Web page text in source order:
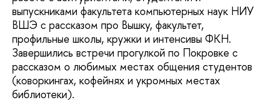
выпускниками факультета компьютерных наук НИУ
ВШЭ с рассказом про Вышку, факультет,
профильные школы, кружки и интенсивы ФКН.
Завершились встречи прогулкой по Покровке с
рассказом о любимых местах общения студентов
(коворкингах, кофейнях и укромных местах
библиотеки).